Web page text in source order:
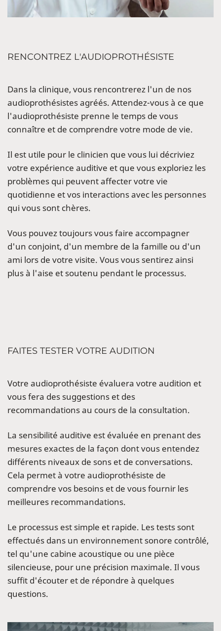
RENCONTREZ L'AUDIOPROTHÉSISTE
Dans la clinique, vous rencontrerez l'un de nos
audioprothésistes agréés. Attendez-vous à ce que
l'audioprothésiste prenne le temps de vous
connaître et de comprendre votre mode de vie.
Il est utile pour le clinicien que vous lui décriviez
votre expérience auditive et que vous exploriez les
problèmes qui peuvent affecter votre vie
quotidienne et vos interactions avec les personnes
qui vous sont chères.
Vous pouvez toujours vous faire accompagner
d'un conjoint, d'un membre de la famille ou d'un
ami lors de votre visite. Vous vous sentirez ainsi
plus à l'aise et soutenu pendant le processus.
FAITES TESTER VOTRE AUDITION
Votre audioprothésiste évaluera votre audition et
vous fera des suggestions et des
recommandations au cours de la consultation.
La sensibilité auditive est évaluée en prenant des
mesures exactes de la façon dont vous entendez
différents niveaux de sons et de conversations.
Cela permet à votre audioprothésiste de
comprendre vos besoins et de vous fournir les
meilleures recommandations.
Le processus est simple et rapide. Les tests sont
effectués dans un environnement sonore contrôlé,
tel qu'une cabine acoustique ou une pièce
silencieuse, pour une précision maximale. Il vous
suffit d'écouter et de répondre à quelques
questions.